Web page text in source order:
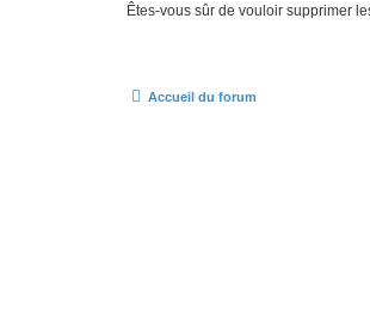
Êtes-vous sûr de vouloir supprimer
Accueil du forum